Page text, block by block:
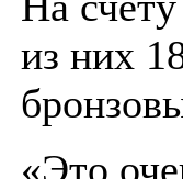
из них
«Это